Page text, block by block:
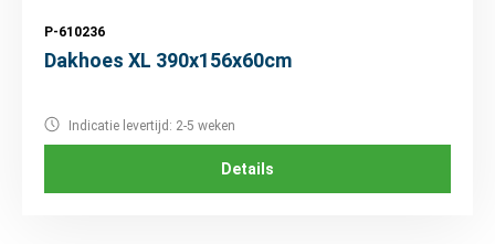
P-610236
Dakhoes XL 390x156x60cm
Indicatie levertijd: 2-5 weken
Details